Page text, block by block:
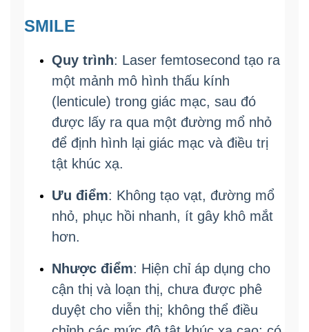
SMILE
Quy trình: Laser femtosecond tạo ra
một mảnh mô hình thấu kính
(lenticule) trong giác mạc, sau đó
được lấy ra qua một đường mổ nhỏ
để định hình lại giác mạc và điều trị
tật khúc xạ.
Ưu điểm: Không tạo vạt, đường mổ
nhỏ, phục hồi nhanh, ít gây khô mắt
hơn.
Nhược điểm: Hiện chỉ áp dụng cho
cận thị và loạn thị, chưa được phê
duyệt cho viễn thị; không thể điều